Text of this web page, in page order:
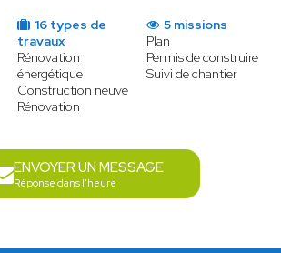
16 types de
travaux
Rénovation
énergétique
Construction neuve
Rénovation
5 missions
Plan
Permis de construire
Suivi de chantier
ENVOYER UN MESSAGE
Réponse dans l'heure